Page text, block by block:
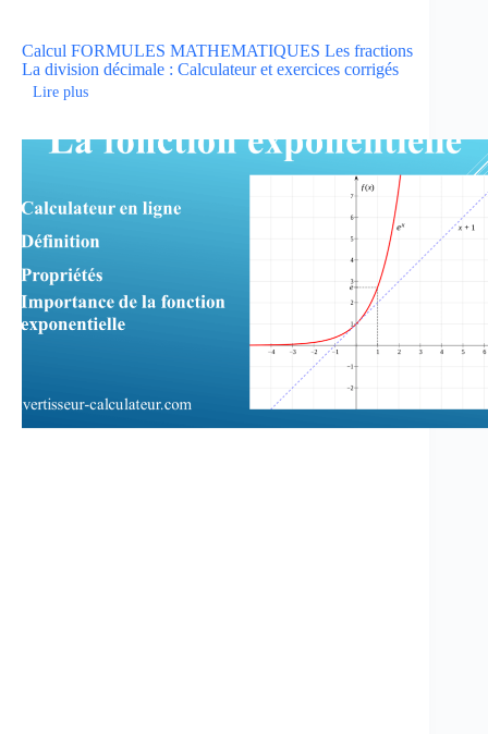
Calcul FORMULES MATHEMATIQUES Les fractions
La division décimale : Calculateur et exercices corrigés
Lire plus